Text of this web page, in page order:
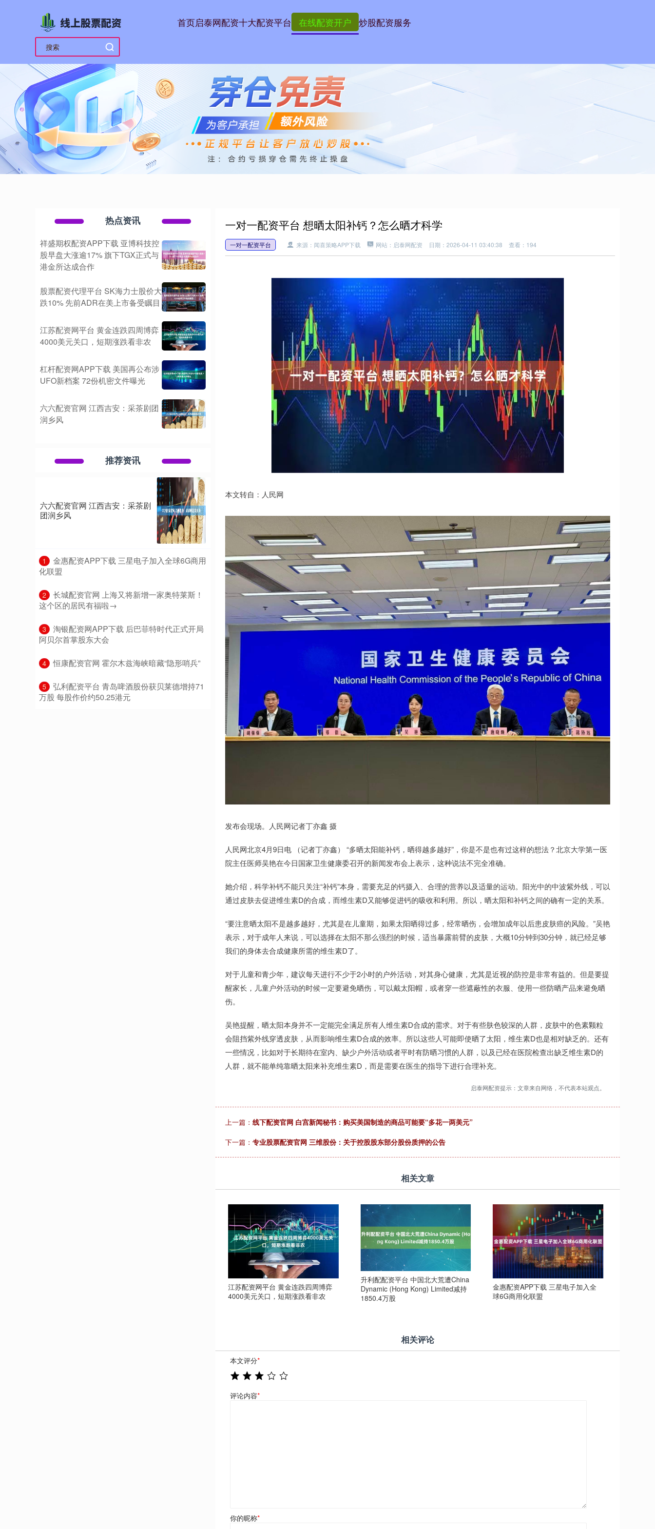
首页启泰网配资十大配资平台 在线配资开户 炒股配资服务
一对一配资平台 想晒太阳补钙？怎么晒才科学
一对一配资平台 来源：闻喜策略APP下载 网站：启泰网配资 日期：2026-04-11 03:40:38 查看：194
本文转自：人民网
发布会现场。人民网记者丁亦鑫 摄
人民网北京4月9日电 （记者丁亦鑫） “多晒太阳能补钙，晒得越多越好”，你是不是也有过这样的想法？北京大学第一医
院主任医师吴艳在今日国家卫生健康委召开的新闻发布会上表示，这种说法不完全准确。
她介绍，科学补钙不能只关注“补钙”本身，需要充足的钙摄入、合理的营养以及适量的运动。阳光中的中波紫外线，可以
通过皮肤去促进维生素D的合成，而维生素D又能够促进钙的吸收和利用。所以，晒太阳和补钙之间的确有一定的关系。
“要注意晒太阳不是越多越好，尤其是在儿童期，如果太阳晒得过多，经常晒伤，会增加成年以后患皮肤癌的风险。”吴艳
表示，对于成年人来说，可以选择在太阳不那么强烈的时候，适当暴露前臂的皮肤，大概10分钟到30分钟，就已经足够
我们的身体去合成健康所需的维生素D了。
对于儿童和青少年，建议每天进行不少于2小时的户外活动，对其身心健康，尤其是近视的防控是非常有益的。但是要提
醒家长，儿童户外活动的时候一定要避免晒伤，可以戴太阳帽，或者穿一些遮蔽性的衣服、使用一些防晒产品来避免晒
伤。
吴艳提醒，晒太阳本身并不一定能完全满足所有人维生素D合成的需求。对于有些肤色较深的人群，皮肤中的色素颗粒
会阻挡紫外线穿透皮肤，从而影响维生素D合成的效率。所以这些人可能即使晒了太阳，维生素D也是相对缺乏的。还有
一些情况，比如对于长期待在室内、缺少户外活动或者平时有防晒习惯的人群，以及已经在医院检查出缺乏维生素D的
人群，就不能单纯靠晒太阳来补充维生素D，而是需要在医生的指导下进行合理补充。
启泰网配资提示：文章来自网络，不代表本站观点。
上一篇： 线下配资官网 白宫新闻秘书：购买美国制造的商品可能要“多花一两美元”
下一篇： 专业股票配资官网 三维股份：关于控股股东部分股份质押的公告
相关文章
江苏配资网平台 黄金连跌四周博弈
4000美元关口，短期涨跌看非农
升利配配资平台 中国北大荒遭China
Dynamic (Hong Kong) Limited减持
1850.4万股
金惠配资APP下载 三星电子加入全
球6G商用化联盟
相关评论
本文评分*
评论内容*
你的昵称*
热点资讯
祥盛期权配资APP下载 亚博科技控
股早盘大涨逾17% 旗下TGX正式与
港金所达成合作
股票配资代理平台 SK海力士股价大
跌10% 先前ADR在美上市备受瞩目
江苏配资网平台 黄金连跌四周博弈
4000美元关口，短期涨跌看非农
杠杆配资网APP下载 美国再公布涉
UFO新档案 72份机密文件曝光
六六配资官网 江西吉安：采茶剧团
润乡风
推荐资讯
六六配资官网 江西吉安：采茶剧
团润乡风
1
​金惠配资APP下载 三星电子加入全球6G商用
化联盟
2
​长城配资官网 上海又将新增一家奥特莱斯！
这个区的居民有福啦→
3
​淘银配资网APP下载 后巴菲特时代正式开局
阿贝尔首掌股东大会
4 ​恒康配资官网 霍尔木兹海峡暗藏“隐形哨兵”
5
​弘利配资平台 青岛啤酒股份获贝莱德增持71
万股 每股作价约50.25港元